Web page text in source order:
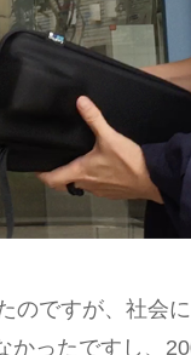
のですが、社会
ったですし、